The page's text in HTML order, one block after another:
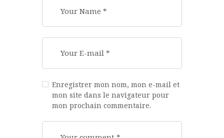
Enregistrer mon nom, mon e-mail et
mon site dans le navigateur pour
mon prochain commentaire.